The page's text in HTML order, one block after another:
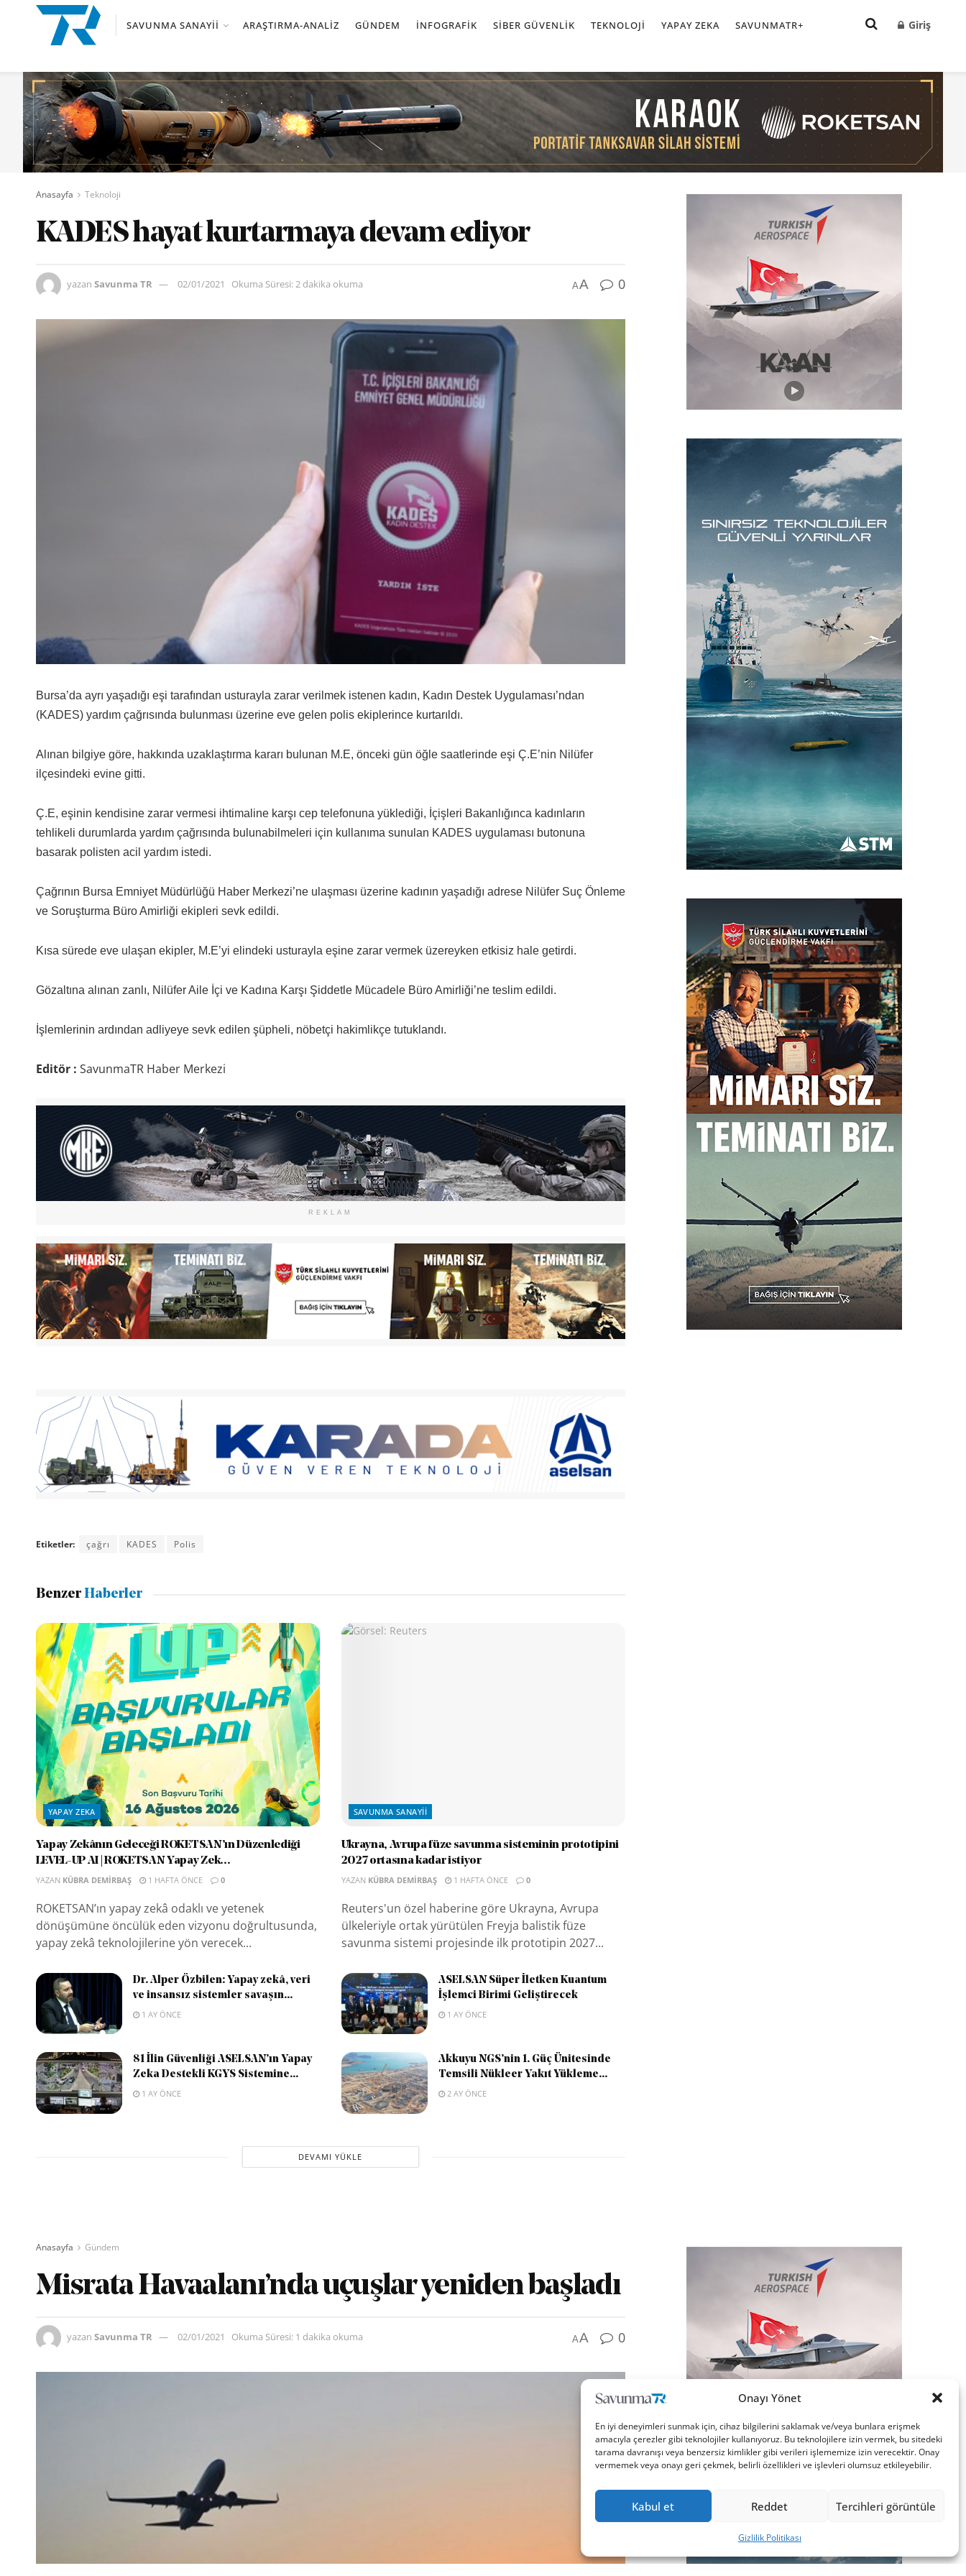
Onayı Yönet
En iyi deneyimleri sunmak için, cihaz bilgilerini saklamak ve/veya bunlara erişmek
amacıyla çerezler gibi teknolojiler kullanıyoruz. Bu teknolojilere izin vermek, bu sitedeki
tarama davranışı veya benzersiz kimlikler gibi verileri işlememize izin verecektir. Onay
vermemek veya onayı geri çekmek, belirli özellikleri ve işlevleri olumsuz etkileyebilir.
Kabul et Reddet Tercihleri görüntüle
Gizlilik Politikası
SAVUNMA SANAYII ARAŞTIRMA-ANALIZ GÜNDEM İNFOGRAFIK SIBER GÜVENLIK TEKNOLOJI YAPAY ZEKA SAVUNMATR+ Giriş
Anasayfa Teknoloji
KADES hayat kurtarmaya devam ediyor
yazan Savunma TR 02/01/2021 Okuma Süresi: 2 dakika okuma AA 0
Bursa’da ayrı yaşadığı eşi tarafından usturayla zarar verilmek istenen kadın, Kadın Destek Uygulaması’ndan
(KADES) yardım çağrısında bulunması üzerine eve gelen polis ekiplerince kurtarıldı.
Alınan bilgiye göre, hakkında uzaklaştırma kararı bulunan M.E, önceki gün öğle saatlerinde eşi Ç.E’nin Nilüfer
ilçesindeki evine gitti.
Ç.E, eşinin kendisine zarar vermesi ihtimaline karşı cep telefonuna yüklediği, İçişleri Bakanlığınca kadınların
tehlikeli durumlarda yardım çağrısında bulunabilmeleri için kullanıma sunulan KADES uygulaması butonuna
basarak polisten acil yardım istedi.
Çağrının Bursa Emniyet Müdürlüğü Haber Merkezi’ne ulaşması üzerine kadının yaşadığı adrese Nilüfer Suç Önleme
ve Soruşturma Büro Amirliği ekipleri sevk edildi.
Kısa sürede eve ulaşan ekipler, M.E’yi elindeki usturayla eşine zarar vermek üzereyken etkisiz hale getirdi.
Gözaltına alınan zanlı, Nilüfer Aile İçi ve Kadına Karşı Şiddetle Mücadele Büro Amirliği’ne teslim edildi.
İşlemlerinin ardından adliyeye sevk edilen şüpheli, nöbetçi hakimlikçe tutuklandı.
Editör : SavunmaTR Haber Merkezi
REKLAM
Etiketler: çağrı KADES Polis
BenzerHaberler
YAPAY ZEKA
Yapay Zekânın Geleceği ROKETSAN’ın Düzenlediği
LEVEL-UP AI | ROKETSAN Yapay Zek...
YAZAN KÜBRA DEMIRBAŞ 1 HAFTA ÖNCE 0
ROKETSAN’ın yapay zekâ odaklı ve yetenek
dönüşümüne öncülük eden vizyonu doğrultusunda,
yapay zekâ teknolojilerine yön verecek...
SAVUNMA SANAYII
Ukrayna, Avrupa füze savunma sisteminin prototipini
2027 ortasına kadar istiyor
YAZAN KÜBRA DEMIRBAŞ 1 HAFTA ÖNCE 0
Reuters'un özel haberine göre Ukrayna, Avrupa
ülkeleriyle ortak yürütülen Freyja balistik füze
savunma sistemi projesinde ilk prototipin 2027...
Dr. Alper Özbilen: Yapay zekâ, veri
ve insansız sistemler savaşın...
1 AY ÖNCE
ASELSAN Süper İletken Kuantum
İşlemci Birimi Geliştirecek
1 AY ÖNCE
81 İlin Güvenliği ASELSAN’ın Yapay
Zeka Destekli KGYS Sistemine...
1 AY ÖNCE
Akkuyu NGS’nin 1. Güç Ünitesinde
Temsili Nükleer Yakıt Yükleme...
2 AY ÖNCE
DEVAMI YÜKLE
Anasayfa Gündem
Misrata Havaalanı’nda uçuşlar yeniden başladı
yazan Savunma TR 02/01/2021 Okuma Süresi: 1 dakika okuma AA 0